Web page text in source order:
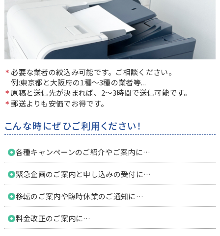
必要な業者の絞込み可能です。ご相談ください。
例:東京都と大阪府の1種〜3種の業者等...
原稿と送信先が決まれば、2〜3時間で送信可能です。
郵送よりも安価でお得です。
こんな時にぜひご利用ください！
各種キャンペーンのご紹介やご案内に…
緊急企画のご案内と申し込みの受付に…
移転のご案内や臨時休業のご通知に…
料金改正のご案内に…